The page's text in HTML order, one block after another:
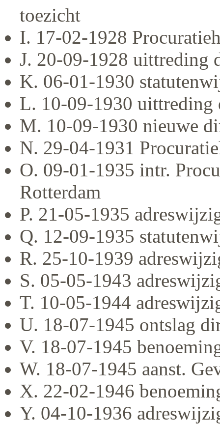
toezicht
I. 17-02-1928
J. 20-09-1928 uittreding
K. 06-01-1930
L. 10-09-1930 uittreding
M. 10-09-1930 nieuwe
N. 29-04-1931
O. 09-01-1935 intr.
Rotterdam
P. 21-05-1935
Q. 12-09-1935
R. 25-10-1939
S. 05-05-1943
T. 10-05-1944
U. 18-07-1945 ontslag
V. 18-07-1945
W. 18-07-1945 aanst.
X. 22-02-1946
Y. 04-10-1936